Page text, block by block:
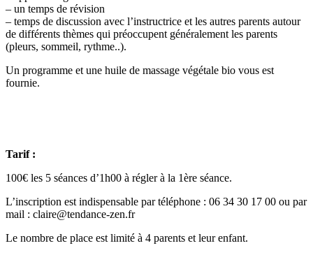
– un temps de révision
– temps de discussion avec l’instructrice et les autres parents autour
de différents thèmes qui préoccupent généralement les parents
(pleurs, sommeil, rythme..).
Un programme et une huile de massage végétale bio vous est
fournie.
Tarif :
100€ les 5 séances d’1h00 à régler à la 1ère séance.
L’inscription est indispensable par téléphone : 06 34 30 17 00 ou par
mail : claire@tendance-zen.fr
Le nombre de place est limité à 4 parents et leur enfant.